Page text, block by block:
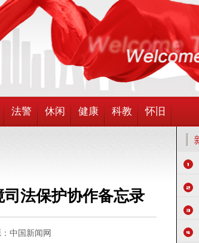
法警 休闲 健康 科教 怀旧
法保护协作备忘录
中国新闻网